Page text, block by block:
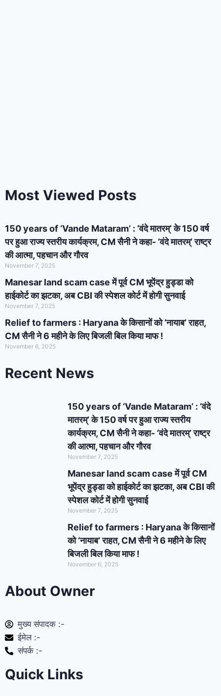
Most Viewed Posts
150 years of ‘Vande Mataram’ : ‘वंदे मातरम्’ के 150 वर्ष
पर हुआ राज्य स्तरीय कार्यक्रम, CM सैनी ने कहा- ‘वंदे मातरम्’ राष्ट्र
की आत्मा, पहचान और गौरव
November 7, 2025
Manesar land scam case में पूर्व CM भूपेंद्र हुड्डा को
हाईकोर्ट का झटका, अब CBI की स्पेशल कोर्ट में होगी सुनवाई
November 7, 2025
Relief to farmers : Haryana के किसानों को ‘नायाब’ राहत,
CM सैनी ने 6 महीने के लिए बिजली बिल किया माफ !
November 6, 2025
Recent News
150 years of ‘Vande Mataram’ : ‘वंदे
मातरम्’ के 150 वर्ष पर हुआ राज्य स्तरीय
कार्यक्रम, CM सैनी ने कहा- ‘वंदे मातरम्’ राष्ट्र
की आत्मा, पहचान और गौरव
November 7, 2025
Manesar land scam case में पूर्व CM
भूपेंद्र हुड्डा को हाईकोर्ट का झटका, अब CBI की
स्पेशल कोर्ट में होगी सुनवाई
November 7, 2025
Relief to farmers : Haryana के किसानों
को ‘नायाब’ राहत, CM सैनी ने 6 महीने के लिए
बिजली बिल किया माफ !
November 6, 2025
About Owner
मुख्य संपादक :-
ईमेल :-
संपर्क :-
Quick Links